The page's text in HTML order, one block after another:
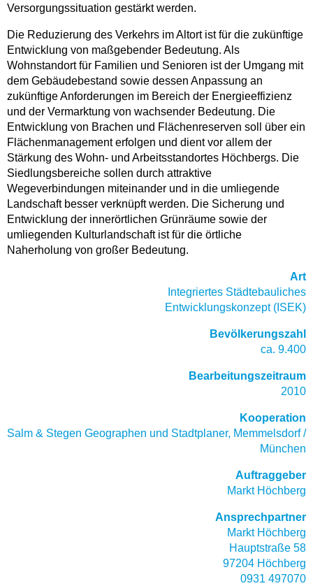
Versorgungssituation gestärkt werden.
Die Reduzierung des Verkehrs im Altort ist für die zukünftige
Entwicklung von maßgebender Bedeutung. Als
Wohnstandort für Familien und Senioren ist der Umgang mit
dem Gebäudebestand sowie dessen Anpassung an
zukünftige Anforderungen im Bereich der Energieeffizienz
und der Vermarktung von wachsender Bedeutung. Die
Entwicklung von Brachen und Flächenreserven soll über ein
Flächenmanagement erfolgen und dient vor allem der
Stärkung des Wohn- und Arbeitsstandortes Höchbergs. Die
Siedlungsbereiche sollen durch attraktive
Wegeverbindungen miteinander und in die umliegende
Landschaft besser verknüpft werden. Die Sicherung und
Entwicklung der innerörtlichen Grünräume sowie der
umliegenden Kulturlandschaft ist für die örtliche
Naherholung von großer Bedeutung.
Art
Integriertes Städtebauliches
Entwicklungskonzept (ISEK)
Bevölkerungszahl
ca. 9.400
Bearbeitungszeitraum
2010
Kooperation
Salm & Stegen Geographen und Stadtplaner, Memmelsdorf /
München
Auftraggeber
Markt Höchberg
Ansprechpartner
Markt Höchberg
Hauptstraße 58
97204 Höchberg
0931 497070